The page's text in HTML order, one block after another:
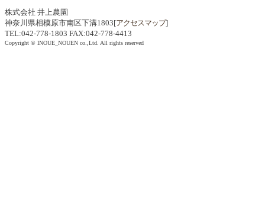
株式会社 井上農園
神奈川県相模原市南区下溝1803[アクセスマップ]
TEL:042-778-1803 FAX:042-778-4413
Copyright © INOUE_NOUEN co.,Ltd. All rights reserved